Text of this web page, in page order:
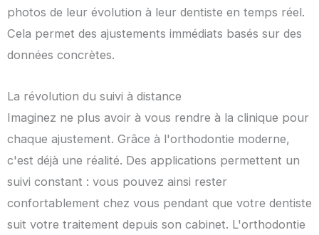
photos de leur évolution à leur dentiste en temps réel.
Cela permet des ajustements immédiats basés sur des
données concrètes.
La révolution du suivi à distance
Imaginez ne plus avoir à vous rendre à la clinique pour
chaque ajustement. Grâce à l'orthodontie moderne,
c'est déjà une réalité. Des applications permettent un
suivi constant : vous pouvez ainsi rester
confortablement chez vous pendant que votre dentiste
suit votre traitement depuis son cabinet. L'orthodontie